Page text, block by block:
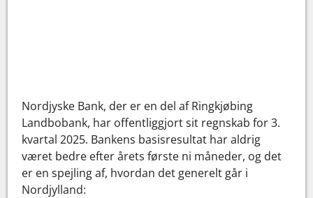
Nordjyske Bank, der er en del af Ringkjøbing
Landbobank, har offentliggjort sit regnskab for 3.
kvartal 2025. Bankens basisresultat har aldrig
været bedre efter årets første ni måneder, og det
er en spejling af, hvordan det generelt går i
Nordjylland: